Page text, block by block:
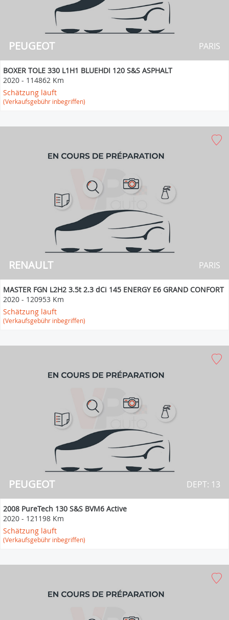
PEUGEOT PARIS
BOXER TOLE 330 L1H1 BLUEHDI 120 S&S ASPHALT
2020 - 114862 Km
Schätzung läuft
(Verkaufsgebühr inbegriffen)
RENAULT PARIS
MASTER FGN L2H2 3.5t 2.3 dCi 145 ENERGY E6 GRAND CONFORT
2020 - 120953 Km
Schätzung läuft
(Verkaufsgebühr inbegriffen)
PEUGEOT DEPT: 13
2008 PureTech 130 S&S BVM6 Active
2020 - 121198 Km
Schätzung läuft
(Verkaufsgebühr inbegriffen)